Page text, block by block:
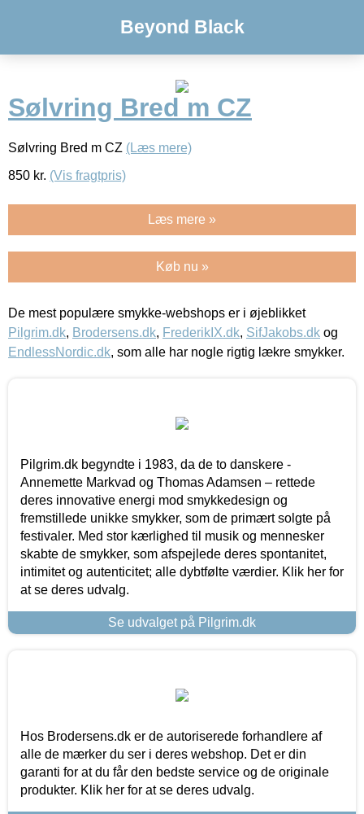
Beyond Black
Sølvring Bred m CZ
Sølvring Bred m CZ (Læs mere)
850 kr. (Vis fragtpris)
Læs mere »
Køb nu »
De mest populære smykke-webshops er i øjeblikket
Pilgrim.dk, Brodersens.dk, FrederikIX.dk, SifJakobs.dk og
EndlessNordic.dk, som alle har nogle rigtig lækre smykker.
Pilgrim.dk begyndte i 1983, da de to danskere -
Annemette Markvad og Thomas Adamsen – rettede
deres innovative energi mod smykkedesign og
fremstillede unikke smykker, som de primært solgte på
festivaler. Med stor kærlighed til musik og mennesker
skabte de smykker, som afspejlede deres spontanitet,
intimitet og autenticitet; alle dybtfølte værdier. Klik her for
at se deres udvalg.
Se udvalget på Pilgrim.dk
Hos Brodersens.dk er de autoriserede forhandlere af
alle de mærker du ser i deres webshop. Det er din
garanti for at du får den bedste service og de originale
produkter. Klik her for at se deres udvalg.